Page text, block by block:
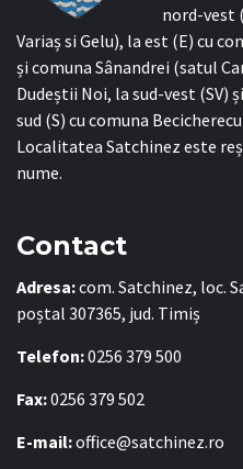
nord-vest
Variaș si Gelu), la est (E) cu
și comuna Sânandrei (satul
Dudeștii Noi, la sud-vest (SV)
sud (S) cu comuna
Localitatea Satchinez este
nume.
Contact
Adresa:com. Satchinez, loc.
poștal 307365, jud. Timiș
Telefon:0256 379 500
Fax:0256 379 502
E-mail:office@satchinez.ro